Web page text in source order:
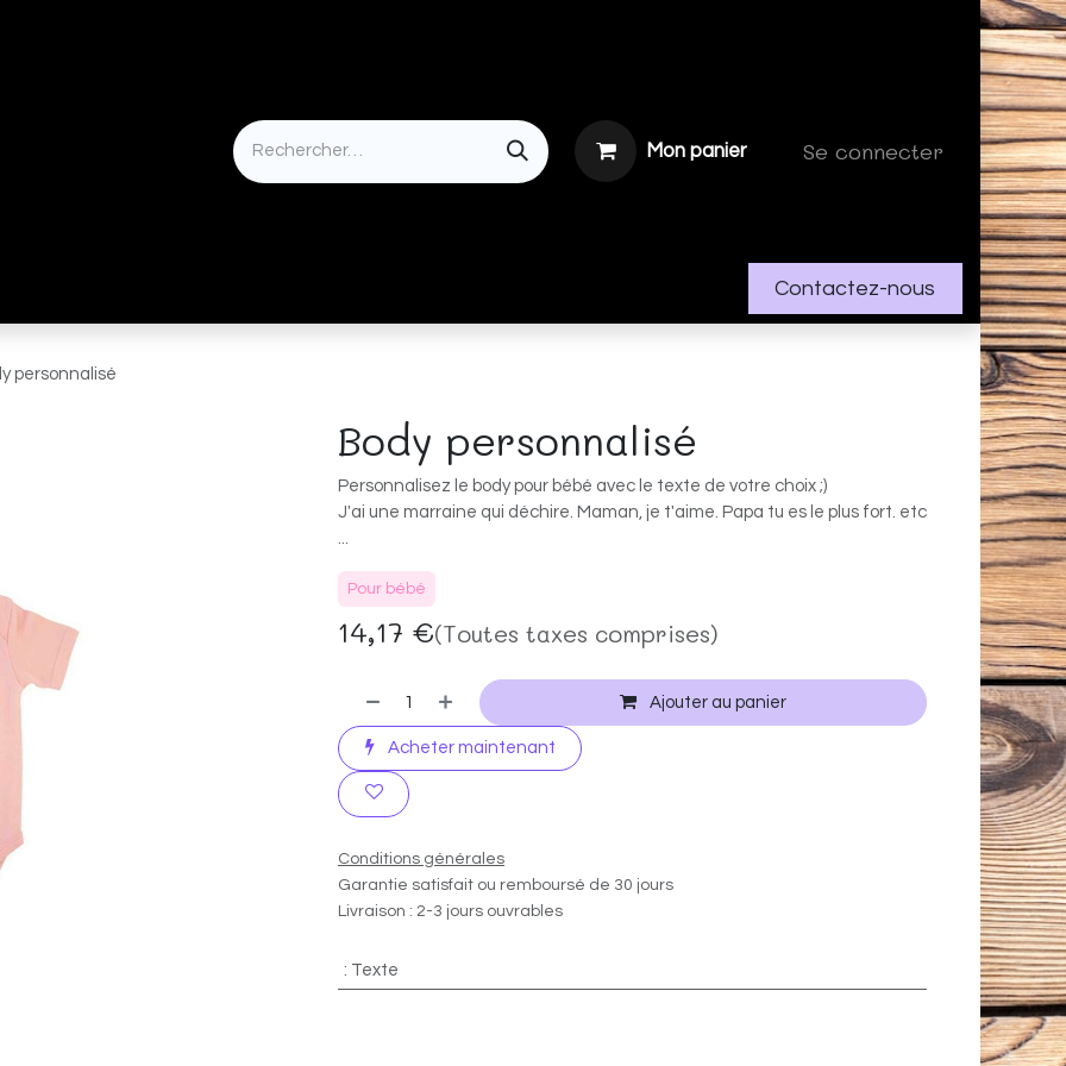
Mon panier Se connecter
Contactez-nous
personnalisé
Body personnalisé
Personnalisez le body pour bébé avec le texte de votre choix ;)
J'ai une marraine qui déchire. Maman, je t'aime. Papa tu es le plus fort. etc
...
Pour bébé
14,17 €(Toutes taxes comprises)
Ajouter au panier
Acheter maintenant
Conditions générales
Garantie satisfait ou remboursé de 30 jours
Livraison : 2-3 jours ouvrables
: Texte